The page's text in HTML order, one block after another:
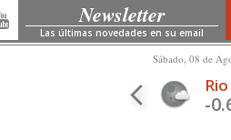
Newsletter
Las últimas novedades en su email
Sábado, 08 de
-